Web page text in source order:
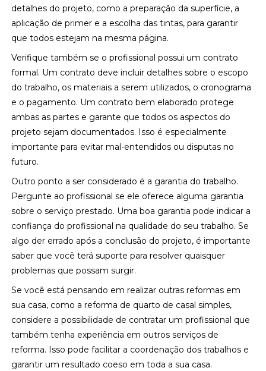
detalhes do projeto, como a preparação da superfície, a
aplicação de primer e a escolha das tintas, para garantir
que todos estejam na mesma página.
Verifique também se o profissional possui um contrato
formal. Um contrato deve incluir detalhes sobre o escopo
do trabalho, os materiais a serem utilizados, o cronograma
e o pagamento. Um contrato bem elaborado protege
ambas as partes e garante que todos os aspectos do
projeto sejam documentados. Isso é especialmente
importante para evitar mal-entendidos ou disputas no
futuro.
Outro ponto a ser considerado é a garantia do trabalho.
Pergunte ao profissional se ele oferece alguma garantia
sobre o serviço prestado. Uma boa garantia pode indicar a
confiança do profissional na qualidade do seu trabalho. Se
algo der errado após a conclusão do projeto, é importante
saber que você terá suporte para resolver quaisquer
problemas que possam surgir.
Se você está pensando em realizar outras reformas em
sua casa, como a reforma de quarto de casal simples,
considere a possibilidade de contratar um profissional que
também tenha experiência em outros serviços de
reforma. Isso pode facilitar a coordenação dos trabalhos e
garantir um resultado coeso em toda a sua casa.